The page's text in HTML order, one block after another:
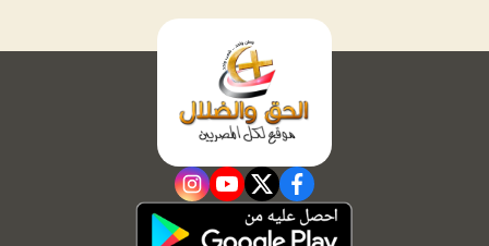
facebook
twitter
youtube
instagram